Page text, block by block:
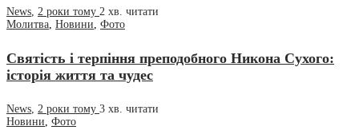
News 2 роки тому 2 хв. читати
Молитва Новини Фото
Святість і терпіння преподобного Никона Сухого:
історія життя та чудес
News 2 роки тому 3 хв. читати
Новини Фото